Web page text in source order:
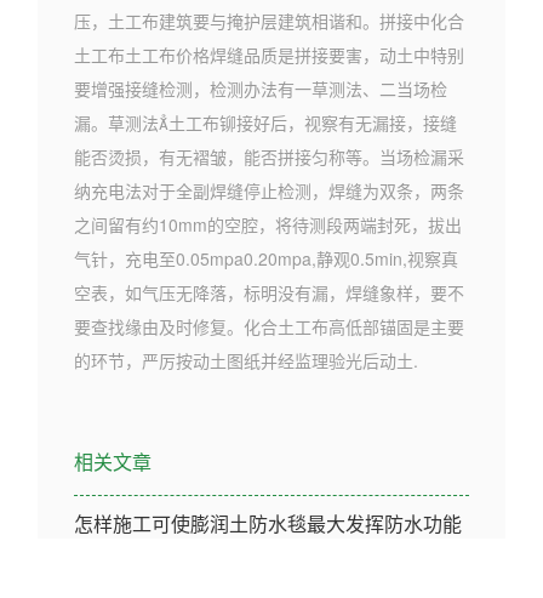
压，土工布建筑要与掩护层建筑相谐和。拼接中化合
土工布土工布价格焊缝品质是拼接要害，动土中特别
要增强接缝检测，检测办法有一草测法、二当场检
漏。草测法土工布铆接好后，视察有无漏接，接缝
能否烫损，有无褶皱，能否拼接匀称等。当场检漏采
纳充电法对于全副焊缝停止检测，焊缝为双条，两条
之间留有约10mm的空腔，将待测段两端封死，拔出
气针，充电至0.05mpa0.20mpa,静观0.5min,视察真
空表，如气压无降落，标明没有漏，焊缝象样，要不
要查找缘由及时修复。化合土工布高低部锚固是主要
的环节，严厉按动土图纸并经监理验光后动土.
相关文章
怎样施工可使膨润土防水毯最大发挥防水功能